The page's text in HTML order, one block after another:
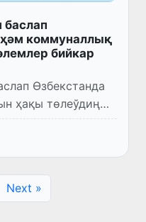
коммуналлық
бийкар
Өзбекстанда
ҳақы төлеўдиң
енгизиледи.
газ, ишимлик
Next »